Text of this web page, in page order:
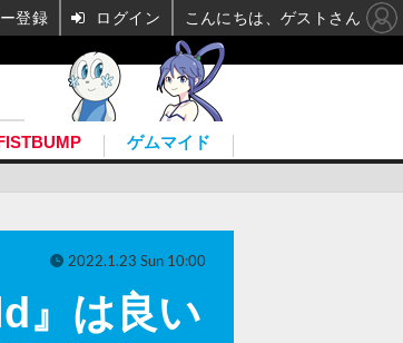
FISTBUMP ゲムマイド
』は良い
2022.1.23 Sun 10:00
登録 ログイン こんにちは、ゲストさん